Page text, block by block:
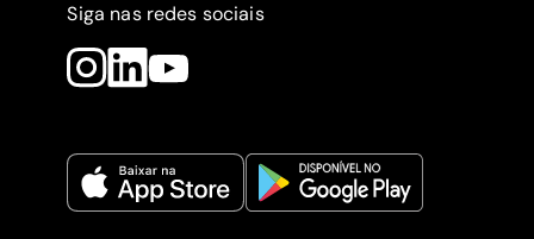
Siga nas redes sociais